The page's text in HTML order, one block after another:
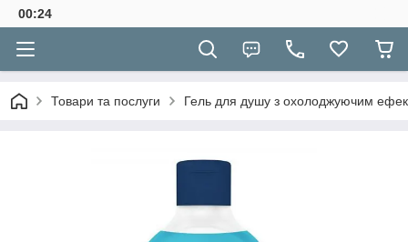
00:24
Товари та послуги Гель для душу з охолоджуючим